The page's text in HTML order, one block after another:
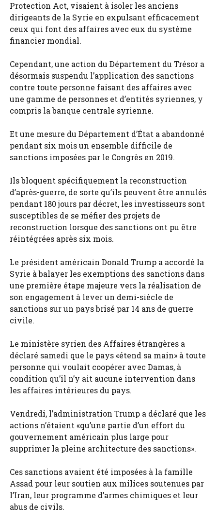
Protection Act, visaient à isoler les anciens
dirigeants de la Syrie en expulsant efficacement
ceux qui font des affaires avec eux du système
financier mondial.
Cependant, une action du Département du Trésor a
désormais suspendu l’application des sanctions
contre toute personne faisant des affaires avec
une gamme de personnes et d’entités syriennes, y
compris la banque centrale syrienne.
Et une mesure du Département d’État a abandonné
pendant six mois un ensemble difficile de
sanctions imposées par le Congrès en 2019.
Ils bloquent spécifiquement la reconstruction
d’après-guerre, de sorte qu’ils peuvent être annulés
pendant 180 jours par décret, les investisseurs sont
susceptibles de se méfier des projets de
reconstruction lorsque des sanctions ont pu être
réintégrées après six mois.
Le président américain Donald Trump a accordé la
Syrie à balayer les exemptions des sanctions dans
une première étape majeure vers la réalisation de
son engagement à lever un demi-siècle de
sanctions sur un pays brisé par 14 ans de guerre
civile.
Le ministère syrien des Affaires étrangères a
déclaré samedi que le pays «étend sa main» à toute
personne qui voulait coopérer avec Damas, à
condition qu’il n’y ait aucune intervention dans
les affaires intérieures du pays.
Vendredi, l’administration Trump a déclaré que les
actions n’étaient «qu’une partie d’un effort du
gouvernement américain plus large pour
supprimer la pleine architecture des sanctions».
Ces sanctions avaient été imposées à la famille
Assad pour leur soutien aux milices soutenues par
l’Iran, leur programme d’armes chimiques et leur
abus de civils.